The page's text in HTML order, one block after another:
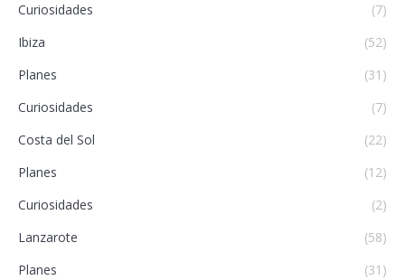
Curiosidades
(7)
Ibiza
(52)
Planes
(31)
Curiosidades
(7)
Costa del Sol
(22)
Planes
(12)
Curiosidades
(2)
Lanzarote
(58)
Planes
(31)